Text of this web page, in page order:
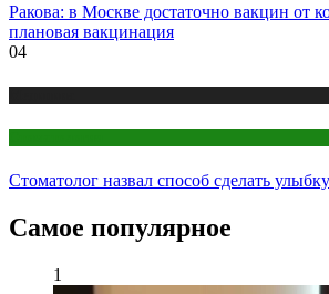
Ракова: в Москве достаточно вакцин от
плановая вакцинация
04
Стоматолог назвал способ сделать
Самое популярное
1